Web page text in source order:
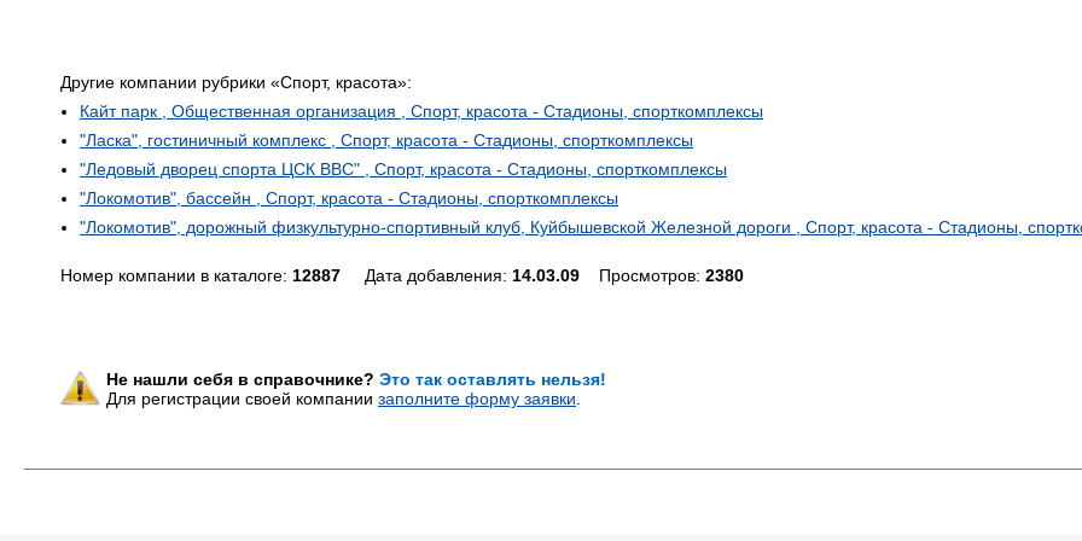
Другие компании рубрики «Спорт, красота»:
Кайт парк , Общественная организация , Спорт, красота - Стадионы, спорткомплексы
"Ласка", гостиничный комплекс , Спорт, красота - Стадионы, спорткомплексы
"Ледовый дворец спорта ЦСК ВВС" , Спорт, красота - Стадионы, спорткомплексы
"Локомотив", бассейн , Спорт, красота - Стадионы, спорткомплексы
"Локомотив", дорожный физкультурно-спортивный клуб, Куйбышевской Железной дороги , Спорт, красота - Стадионы,
Номер компании в каталоге: 12887 Дата добавления: 14.03.09 Просмотров: 2380
Не нашли себя в справочнике? Это так оставлять нельзя!
Для регистрации своей компании заполните форму заявки